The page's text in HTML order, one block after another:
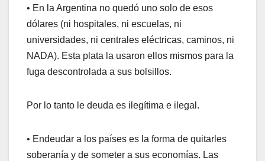
• En la Argentina no quedó uno solo de esos
dólares (ni hospitales, ni escuelas, ni
universidades, ni centrales eléctricas, caminos, ni
NADA). Esta plata la usaron ellos mismos para la
fuga descontrolada a sus bolsillos.
Por lo tanto le deuda es ilegítima e ilegal.
• Endeudar a los países es la forma de quitarles
soberanía y de someter a sus economías. Las